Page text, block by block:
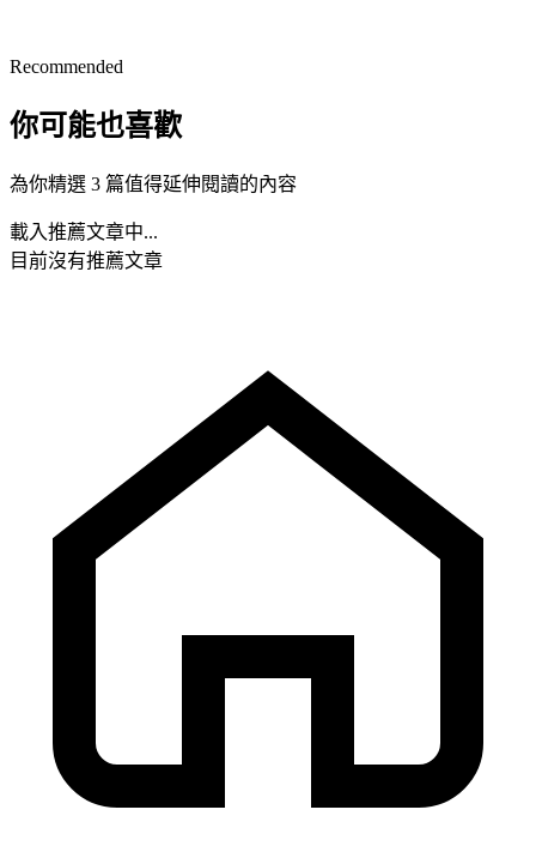
Recommended
你可能也喜歡
為你精選 3 篇值得延伸閱讀的內容
載入推薦文章中...
目前沒有推薦文章